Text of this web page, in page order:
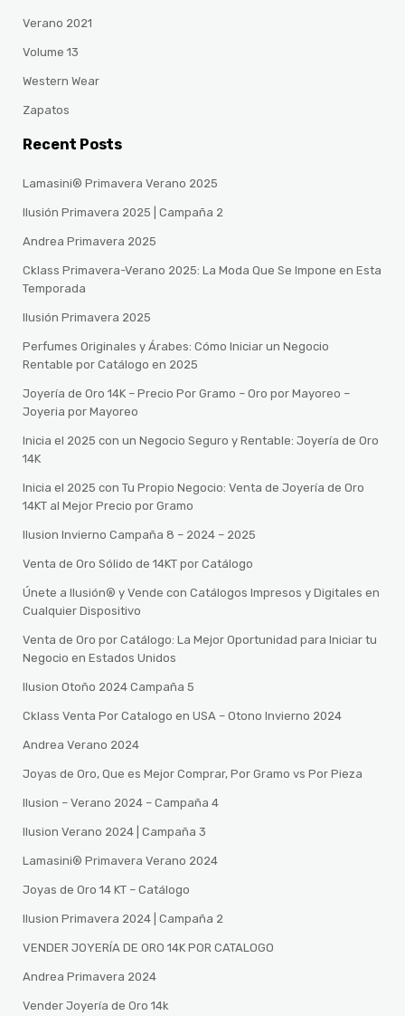
Verano 2021
Volume 13
Western Wear
Zapatos
Recent Posts
Lamasini® Primavera Verano 2025
Ilusión Primavera 2025 | Campaña 2
Andrea Primavera 2025
Cklass Primavera-Verano 2025: La Moda Que Se Impone en Esta
Temporada
Ilusión Primavera 2025
Perfumes Originales y Árabes: Cómo Iniciar un Negocio
Rentable por Catálogo en 2025
Joyería de Oro 14K – Precio Por Gramo – Oro por Mayoreo –
Joyeria por Mayoreo
Inicia el 2025 con un Negocio Seguro y Rentable: Joyería de Oro
14K
Inicia el 2025 con Tu Propio Negocio: Venta de Joyería de Oro
14KT al Mejor Precio por Gramo
Ilusion Invierno Campaña 8 – 2024 – 2025
Venta de Oro Sólido de 14KT por Catálogo
Únete a Ilusión® y Vende con Catálogos Impresos y Digitales en
Cualquier Dispositivo
Venta de Oro por Catálogo: La Mejor Oportunidad para Iniciar tu
Negocio en Estados Unidos
Ilusion Otoño 2024 Campaña 5
Cklass Venta Por Catalogo en USA – Otono Invierno 2024
Andrea Verano 2024
Joyas de Oro, Que es Mejor Comprar, Por Gramo vs Por Pieza
Ilusion – Verano 2024 – Campaña 4
Ilusion Verano 2024 | Campaña 3
Lamasini®️ Primavera Verano 2024
Joyas de Oro 14 KT – Catálogo
Ilusion Primavera 2024 | Campaña 2
VENDER JOYERÍA DE ORO 14K POR CATALOGO
Andrea Primavera 2024
Vender Joyería de Oro 14k